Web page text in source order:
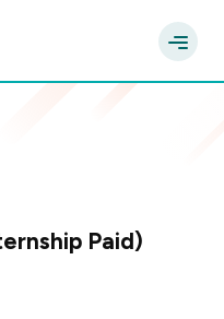
Paid)